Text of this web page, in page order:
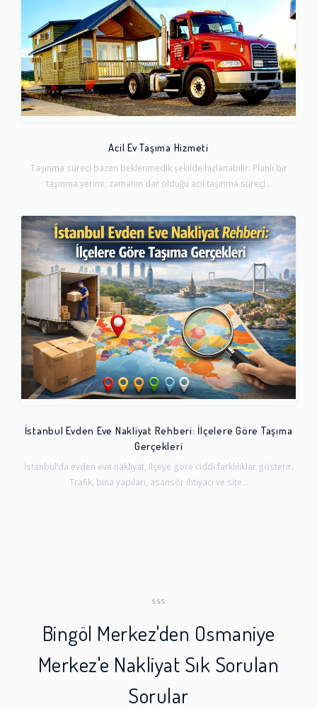
Acil Ev Taşıma Hizmeti
Taşınma süreci bazen beklenmedik şekilde hızlanabilir. Planlı bir
taşınma yerine, zamanın dar olduğu acil taşınma süreçl...
İstanbul Evden Eve Nakliyat Rehberi: İlçelere Göre Taşıma
Gerçekleri
İstanbul’da evden eve nakliyat, ilçeye göre ciddi farklılıklar gösterir.
Trafik, bina yapıları, asansör ihtiyacı ve site...
SSS
Bingöl Merkez'den Osmaniye
Merkez'e Nakliyat Sık Sorulan
Sorular